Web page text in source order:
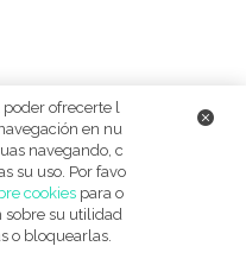
Gigantes (45+kg)
Facebook
ofrecerte l
en nu
navegando, c
su uso. Por favo
cookiespara o
sobre su utilidad
o bloquearlas.